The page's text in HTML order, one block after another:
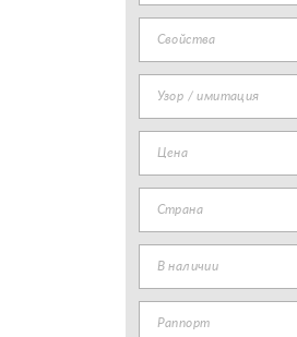
Свойства
Узор / имитация
Цена
Страна
В наличии
Раппорт